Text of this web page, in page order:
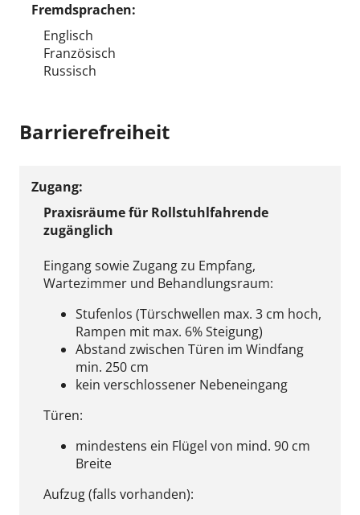
Fremdsprachen:
Englisch
Französisch
Russisch
Barrierefreiheit
Zugang:
Praxisräume für Rollstuhlfahrende
zugänglich
Eingang sowie Zugang zu Empfang,
Wartezimmer und Behandlungsraum:
Stufenlos (Türschwellen max. 3 cm hoch,
Rampen mit max. 6% Steigung)
Abstand zwischen Türen im Windfang
min. 250 cm
kein verschlossener Nebeneingang
Türen:
mindestens ein Flügel von mind. 90 cm
Breite
Aufzug (falls vorhanden):